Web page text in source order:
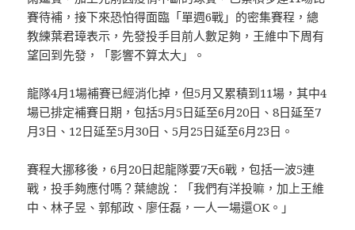
賽待補，接下來恐怕得面臨「單週6戰」的密集賽程，總
教練葉君璋表示，先發投手目前人數足夠，王維中下周有
望回到先發，「影響不算太大」。
龍隊4月1場補賽已經消化掉，但5月又累積到11場，其中4
場已排定補賽日期，包括5月5日延至6月20日、8日延至7
月3日、12日延至5月30日、5月25日延至6月23日。
賽程大挪移後，6月20日起龍隊要7天6戰，包括一波5連
戰，投手夠應付嗎？葉總說：「我們有洋投嘛，加上王維
中、林子昱、郭郁政、廖任磊，一人一場還OK。」